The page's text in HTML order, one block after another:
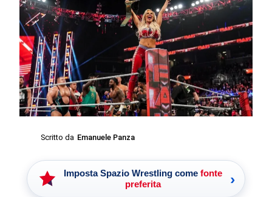
Scritto da Emanuele Panza
Imposta Spazio Wrestling come fonte
preferita
›